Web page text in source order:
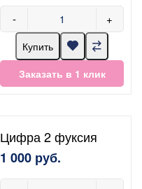
- +
Купить
Заказать в 1 клик
Цифра 2 фуксия
1 000 руб.